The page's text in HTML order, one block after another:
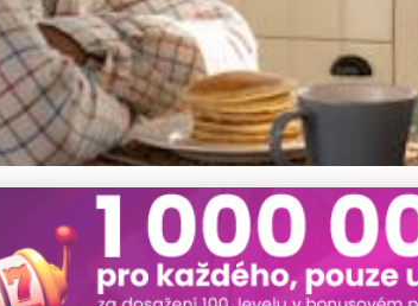
Venkovský Dům